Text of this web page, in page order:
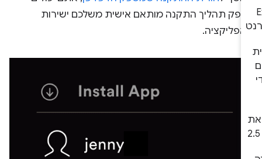
תהליך התקנה מותאם אישית משלכם ישירות